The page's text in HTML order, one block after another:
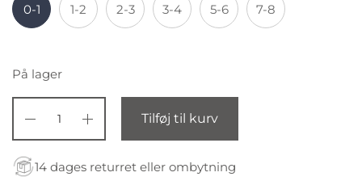
0-1 1-2 2-3 3-4 5-6 7-8
På lager
Tilføj til kurv
14 dages returret eller ombytning